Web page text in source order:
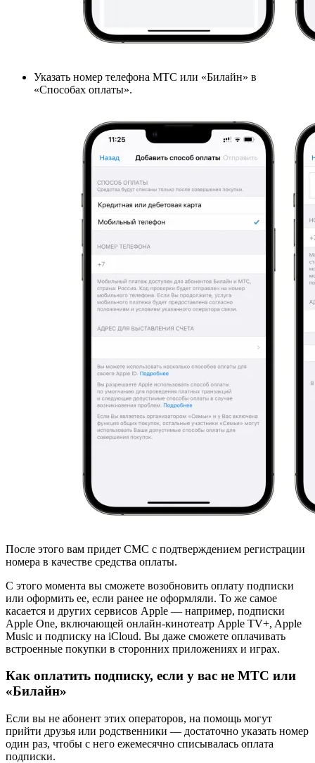
Указать номер телефона МТС или «Билайн» в
«Способах оплаты».
После этого вам придет СМС с подтверждением регистрации
номера в качестве средства оплаты.
С этого момента вы сможете возобновить оплату подписки
или оформить ее, если ранее не оформляли. То же самое
касается и других сервисов Apple — например, подписки
Apple One, включающей онлайн-кинотеатр Apple TV+, Apple
Music и подписку на iCloud. Вы даже сможете оплачивать
встроенные покупки в сторонних приложениях и играх.
Как оплатить подписку, если у вас не МТС или
«Билайн»
Если вы не абонент этих операторов, на помощь могут
прийти друзья или родственники — достаточно указать номер
один раз, чтобы с него ежемесячно списывалась оплата
подписки.